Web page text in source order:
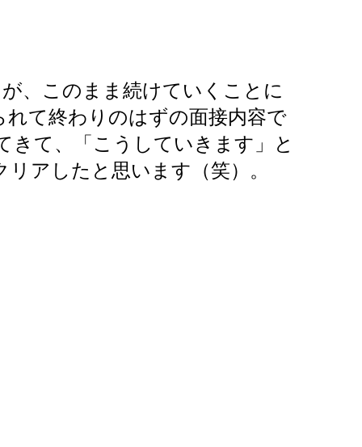
、このまま続けていくことに
て終わりのはずの面接内容で
きて、「こうしていきます」と
アしたと思います（笑）。